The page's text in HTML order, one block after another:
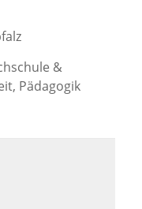
&
Pädagogik